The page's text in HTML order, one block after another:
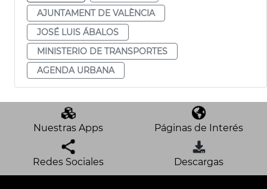
AJUNTAMENT DE VALÈNCIA
JOSÉ LUIS ÁBALOS
MINISTERIO DE TRANSPORTES
AGENDA URBANA
Nuestras Apps Páginas de Interés
Redes Sociales Descargas